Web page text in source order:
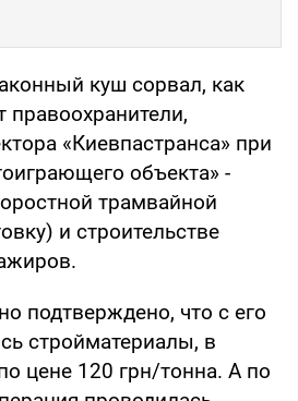
куш сорвал, как
правоохранители,
«Киевпастранса» при
объекта» -
трамвайной
и строительстве
подтверждено, что с его
стройматериалы, в
цене 120 грн/тонна. А по